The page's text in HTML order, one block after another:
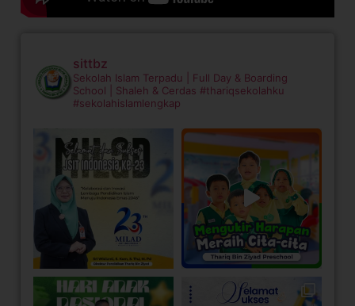
sittbz
Sekolah Islam Terpadu | Full Day & Boarding
School | Shaleh & Cerdas #thariqsekolahku
#sekolahislamlengkap